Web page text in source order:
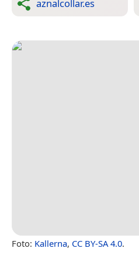
aznalcollar.es
Foto: Kallerna, CC BY-SA 4.0.